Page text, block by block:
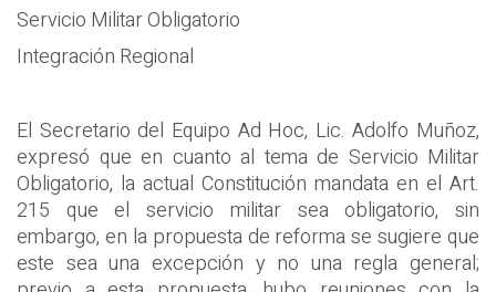
Servicio Militar Obligatorio
Integración Regional
El Secretario del Equipo Ad Hoc, Lic. Adolfo Muñoz,
expresó que en cuanto al tema de Servicio Militar
Obligatorio, la actual Constitución mandata en el Art.
215 que el servicio militar sea obligatorio, sin
embargo, en la propuesta de reforma se sugiere que
este sea una excepción y no una regla general;